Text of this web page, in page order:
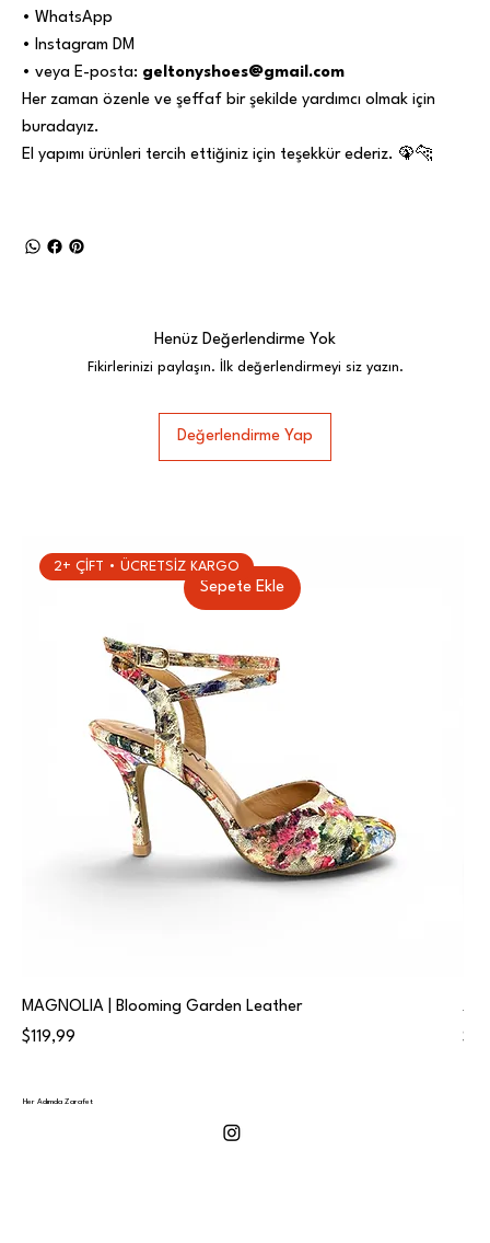
• WhatsApp
• Instagram DM
• veya E-posta: geltonyshoes@gmail.com
Her zaman özenle ve şeffaf bir şekilde yardımcı olmak için
buradayız.
El yapımı ürünleri tercih ettiğiniz için teşekkür ederiz. 🦚🐆
Henüz Değerlendirme Yok
Fikirlerinizi paylaşın. İlk değerlendirmeyi siz yazın.
Değerlendirme Yap
Sepete Ekle
2+ ÇİFT • ÜCRETSİZ KARGO
MAGNOLIA | Blooming Garden Leather
Fiyat
$119,99
Her Adımda Zarafet